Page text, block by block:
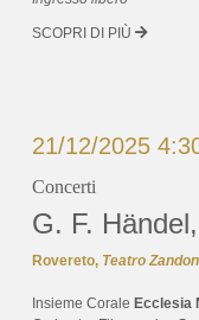
SCOPRI DI PIÙ
21/12/2025
Concerti
G. F. Händel,
Rovereto, Teatro
Insieme Corale Ecclesia